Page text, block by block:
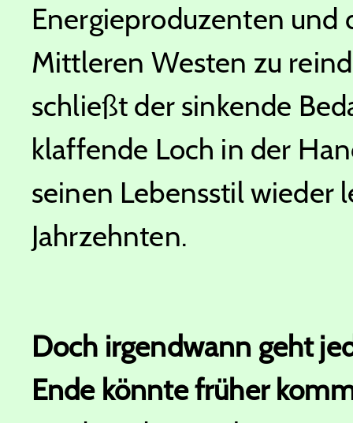
Energieproduzenten
Mittleren Westen zu
schließt der sinkende
klaffende Loch in der
seinen Lebensstil wieder
Jahrzehnten.
Doch irgendwann geht
Ende könnte früher